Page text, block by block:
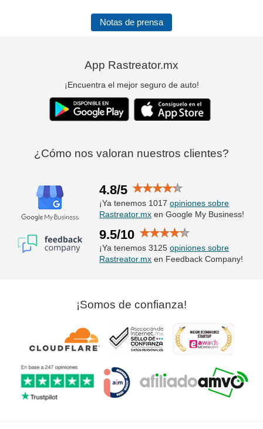
Notas de prensa
App Rastreator.mx
¡Encuentra el mejor seguro de auto!
¿Cómo nos valoran nuestros clientes?
4.8/5
¡Ya tenemos 1017opiniones sobre
Rastreator.mx en Google My Business!
9.5/10
¡Ya tenemos 3125opiniones sobre
Rastreator.mx en Feedback Company!
¡Somos de confianza!